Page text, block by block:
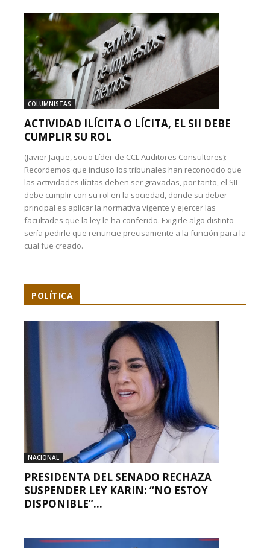
COLUMNISTAS
ACTIVIDAD ILÍCITA O LÍCITA, EL SII DEBE
CUMPLIR SU ROL
(Javier Jaque, socio Líder de CCL Auditores Consultores):
Recordemos que incluso los tribunales han reconocido que
las actividades ilícitas deben ser gravadas, por tanto, el SII
debe cumplir con su rol en la sociedad, donde su deber
principal es aplicar la normativa vigente y ejercer las
facultades que la ley le ha conferido. Exigirle algo distinto
sería pedirle que renuncie precisamente a la función para la
cual fue creado.
POLÍTICA
NACIONAL
PRESIDENTA DEL SENADO RECHAZA
SUSPENDER LEY KARIN: “NO ESTOY
DISPONIBLE”...